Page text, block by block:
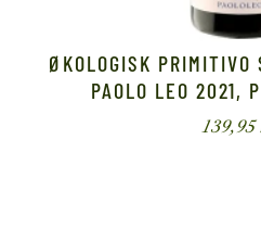
ØKOLOGISK PRIMITIVO
PAOLO LEO 2021,
139,95